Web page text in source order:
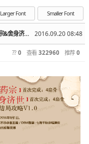
Larger Font Smaller Font
2016.09.20 08:48
梦回稻香活动【梦仙】之5-07、08重振药宗&舍身济世结局攻略
?? 0 查看 322960 推荐 0